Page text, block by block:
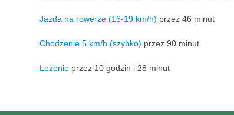
Jazda na rowerze (16-19 km/h) przez 46 minut
Chodzenie 5 km/h (szybko) przez 90 minut
Leżenieprzez 10 godzin i 28 minut